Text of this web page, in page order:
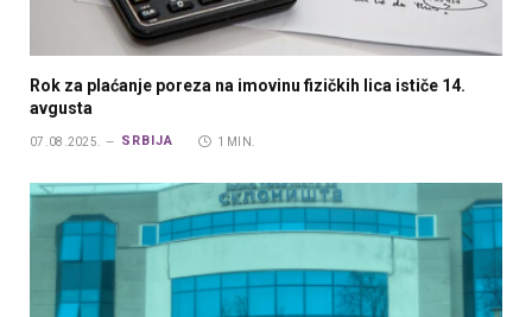
Rok za plaćanje poreza na imovinu fizičkih lica ističe 14.
avgusta
07.08.2025. SRBIJA 1 MIN.